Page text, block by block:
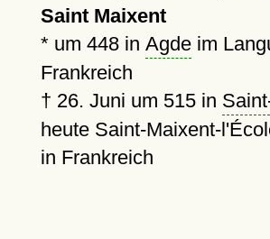
Saint Maixent
* um 448in Agdeim
Frankreich
† 26. Juni um 515in
heute Saint-Maixent-
in Frankreich